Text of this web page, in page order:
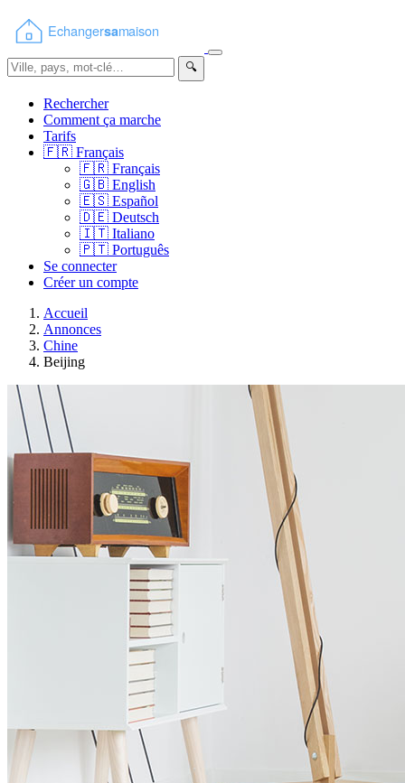
🔍
Rechercher
Comment ça marche
Tarifs
🇫🇷 Français
🇫🇷 Français
🇬🇧 English
🇪🇸 Español
🇩🇪 Deutsch
🇮🇹 Italiano
🇵🇹 Português
Se connecter
Créer un compte
Accueil
Annonces
Chine
Beijing